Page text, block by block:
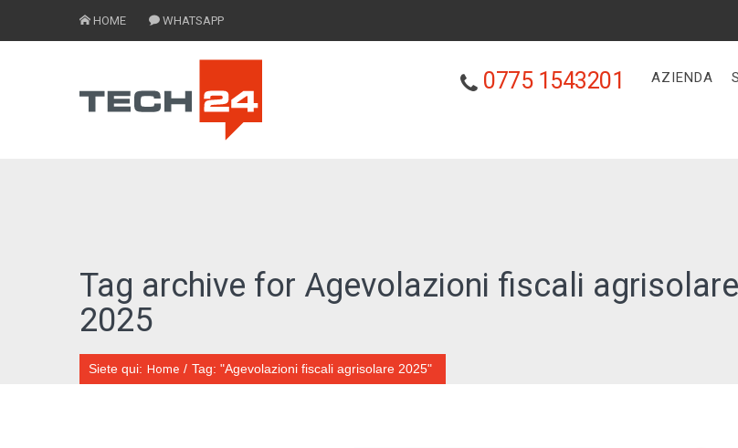
HOME WHATSAPP
0775 1543201 AZIENDA
Tag archive for Agevolazioni fiscali agrisolare
2025
Siete qui: Home / Tag: "Agevolazioni fiscali agrisolare 2025"